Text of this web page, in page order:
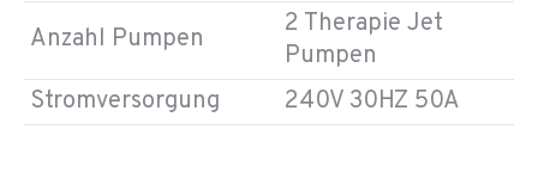
Anzahl Pumpen
2 Therapie Jet
Pumpen
Stromversorgung
240V 30HZ 50A